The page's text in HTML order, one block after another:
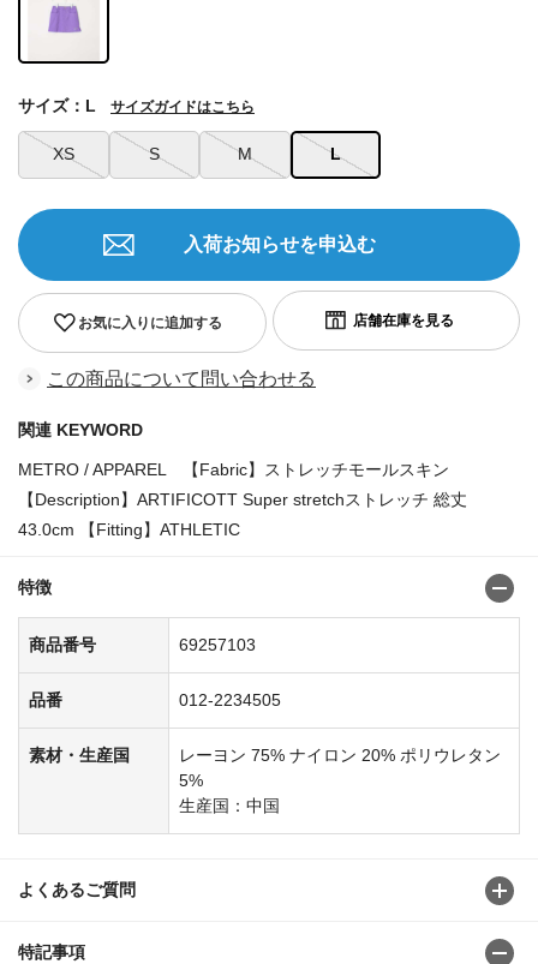
XS S M L
サイズ：L サイズガイドはこちら
お気に入りに追加する
入荷お知らせを申込む
この商品について問い合わせる
関連 KEYWORD
METRO / APPAREL 【Fabric】ストレッチモールスキン
【Description】ARTIFICOTT Super stretchストレッチ 総丈
43.0cm 【Fitting】ATHLETIC
特徴
商品番号 69257103
品番 012-2234505
素材・生産国
レーヨン 75% ナイロン 20% ポリウレタン
5%
生産国：中国
よくあるご質問
特記事項